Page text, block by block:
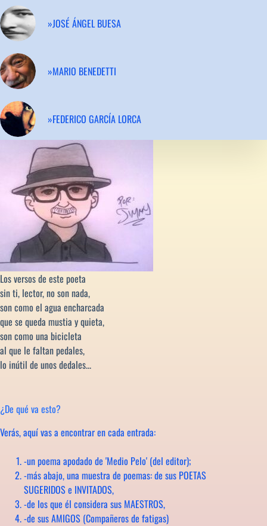
»JOSÉ ÁNGEL BUESA
»MARIO BENEDETTI
»FEDERICO GARCÍA LORCA
Los versos de este poeta
sin ti, lector, no son nada,
son como el agua encharcada
que se queda mustia y quieta,
son como una bicicleta
al que le faltan pedales,
lo inútil de unos dedales...
¿De qué va esto?
Verás, aquí vas a encontrar en cada entrada:
-un poema apodado de 'Medio Pelo' (del editor);
-más abajo, una muestra de poemas: de sus POETAS
SUGERIDOS e INVITADOS,
-de los que él considera sus MAESTROS,
-de sus AMIGOS (Compañeros de fatigas)